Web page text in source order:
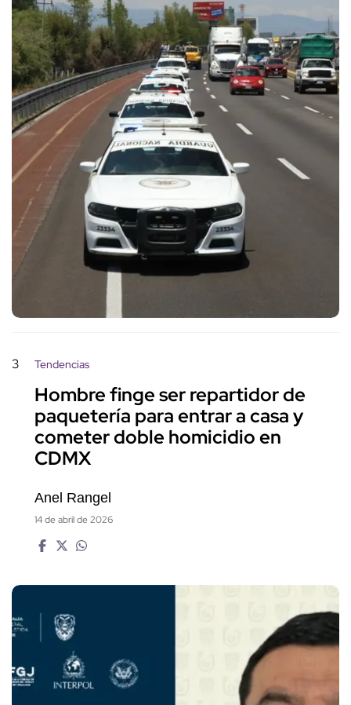
3 Tendencias
Hombre finge ser repartidor de
paquetería para entrar a casa y
cometer doble homicidio en
CDMX
Anel Rangel
14 de abril de 2026